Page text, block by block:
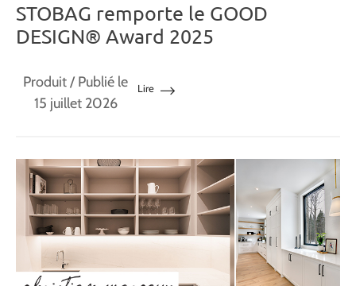
STOBAG remporte le GOOD
DESIGN® Award 2025
Produit/ Publié le
15 juillet 2026
Lire